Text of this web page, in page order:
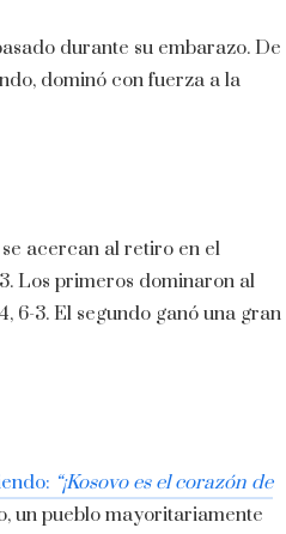
durante su embarazo. De
dominó con fuerza a la
acercan al retiro en el
Los primeros dominaron al
6-3. El segundo ganó una gran
“¡Kosovo es el corazón de
un pueblo mayoritariamente